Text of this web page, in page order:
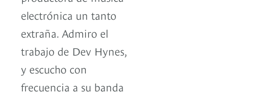
electrónica un tanto
extraña. Admiro el
trabajo de Dev Hynes,
y escucho con
frecuencia a su banda